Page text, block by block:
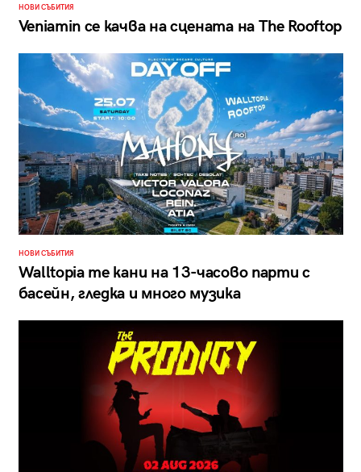
НОВИ СЪБИТИЯ
Veniamin се качва на сцената на The Rooftop
НОВИ СЪБИТИЯ
Walltopia те кани на 13-часово парти с
басейн, гледка и много музика